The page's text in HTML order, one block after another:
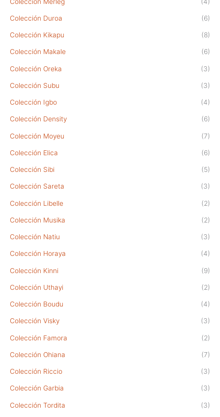
Colección Duroa (6)
Colección Kikapu (8)
Colección Makale (6)
Colección Oreka (3)
Colección Subu (3)
Colección Igbo (4)
Colección Density (6)
Colección Moyeu (7)
Colección Elica (6)
Colección Sibi (5)
Colección Sareta (3)
Colección Libelle (2)
Colección Musika (2)
Colección Natiu (3)
Colección Horaya (4)
Colección Kinni (9)
Colección Uthayi (2)
Colección Boudu (4)
Colección Visky (3)
Colección Famora (2)
Colección Ohiana (7)
Colección Riccio (3)
Colección Garbia (3)
Colección Tordita (3)